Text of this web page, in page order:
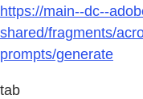
https://main--dc--
shared/fragments/
prompts/generate
tab